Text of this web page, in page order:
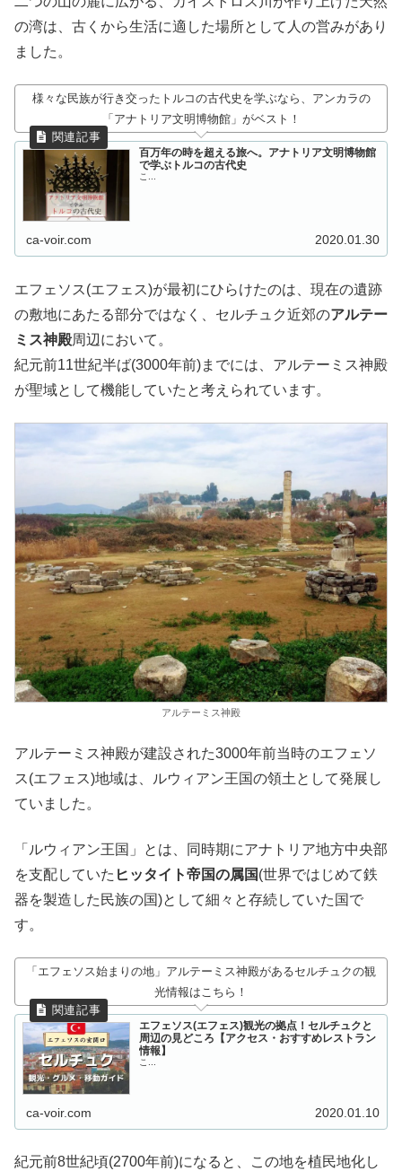
の湾は、古くから生活に適した場所として人の営みがあり
ました。
様々な民族が行き交ったトルコの古代史を学ぶなら、アンカラの
「アナトリア文明博物館」がベスト！
百万年の時を超える旅へ。アナトリア文明博物館
で学ぶトルコの古代史
こ...
ca-voir.com 2020.01.30
エフェソス(エフェス)が最初にひらけたのは、現在の遺跡
の敷地にあたる部分ではなく、セルチュク近郊のアルテー
ミス神殿周辺において。
紀元前11世紀半ば(3000年前)までには、アルテーミス神殿
が聖域として機能していたと考えられています。
アルテーミス神殿
アルテーミス神殿が建設された3000年前当時のエフェソ
ス(エフェス)地域は、ルウィアン王国の領土として発展し
ていました。
「ルウィアン王国」とは、同時期にアナトリア地方中央部
を支配していた ヒッタイト帝国の属国(世界ではじめて鉄
器を製造した民族の国)として細々と存続していた国で
す。
「エフェソス始まりの地」アルテーミス神殿があるセルチュクの観
光情報はこちら！
エフェソス(エフェス)観光の拠点！セルチュクと
周辺の見どころ【アクセス・おすすめレストラン
情報】
こ...
ca-voir.com 2020.01.10
紀元前8世紀頃(2700年前)になると、この地を植民地化し